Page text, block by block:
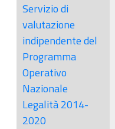
Servizio di
valutazione
indipendente del
Programma
Operativo
Nazionale
Legalità 2014-
2020